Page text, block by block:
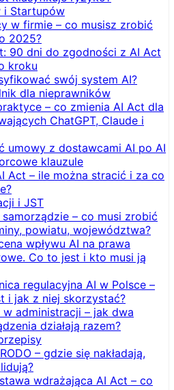
i Startupów
w firmie – co musisz zrobić
2025?
90 dni do zgodności z AI Act
kroku
swój system AI?
dla nieprawników
– co zmienia AI Act dla
ChatGPT, Claude i
umowy z dostawcami AI po AI
klauzule
Act – ile można stracić i za co
i JST
– co musi zrobić
powiatu, województwa?
wpływu AI na prawa
Co to jest i kto musi ją
regulacyjna AI w Polsce –
i jak z niej skorzystać?
w administracji – jak dwa
działają razem?
– gdzie się nakładają,
wdrażająca AI Act – co